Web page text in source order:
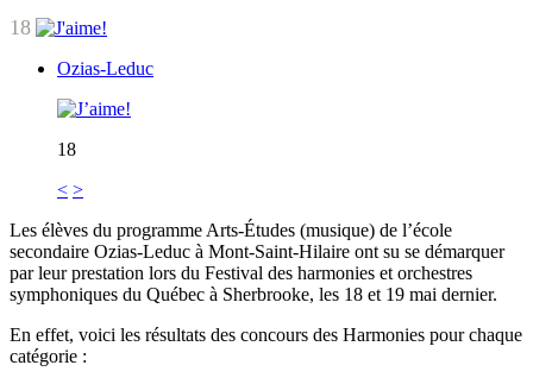
18
Ozias-Leduc
18
< >
Les élèves du programme Arts-Études (musique) de l’école
secondaire Ozias-Leduc à Mont-Saint-Hilaire ont su se démarquer
par leur prestation lors du Festival des harmonies et orchestres
symphoniques du Québec à Sherbrooke, les 18 et 19 mai dernier.
En effet, voici les résultats des concours des Harmonies pour chaque
catégorie :